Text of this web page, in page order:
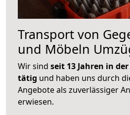
Transport von
und Möbeln
Wir sind seit 13 Jahren in
tätig und haben uns durch
Angebote als zuverlässiger
erwiesen.